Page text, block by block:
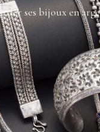
ses bijoux en